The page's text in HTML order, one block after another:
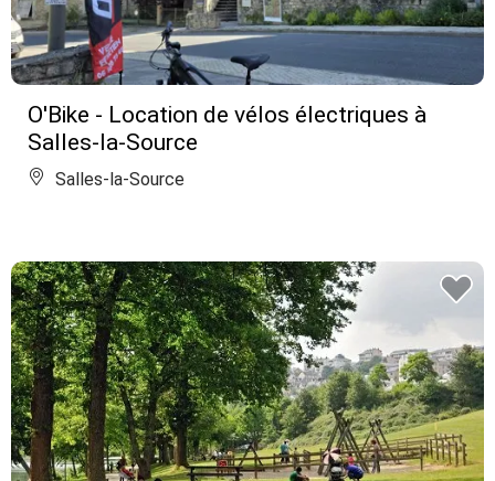
O'Bike - Location de vélos électriques à
Salles-la-Source
Salles-la-Source